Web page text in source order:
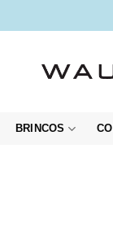
BRINCOS